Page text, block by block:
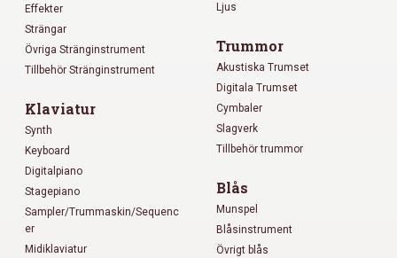
Effekter
Strängar
Övriga Stränginstrument
Tillbehör Stränginstrument
Klaviatur
Synth
Keyboard
Digitalpiano
Stagepiano
Sampler/Trummaskin/Sequenc
er
Midiklaviatur
Ljus
Trummor
Akustiska Trumset
Digitala Trumset
Cymbaler
Slagverk
Tillbehör trummor
Blås
Munspel
Blåsinstrument
Övrigt blås